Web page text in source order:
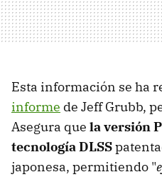
Esta información se ha
informe de Jeff Grubb,
Asegura que la versión
tecnología DLSS
japonesa, permitiendo "